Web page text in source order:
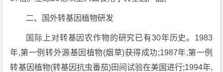
二、国外转基因植物研发
国际上对转基因农作物的研究已有30年历史。1983
年,第一例转外源基因植物(烟草)获得成功;1987年,第一例
转基因植物(转基因抗虫番茄)田间试验在美国进行;1994年,